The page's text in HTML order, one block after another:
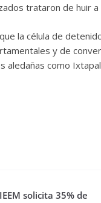
trataron de huir
la célula de
y de
como
solicita 35% de